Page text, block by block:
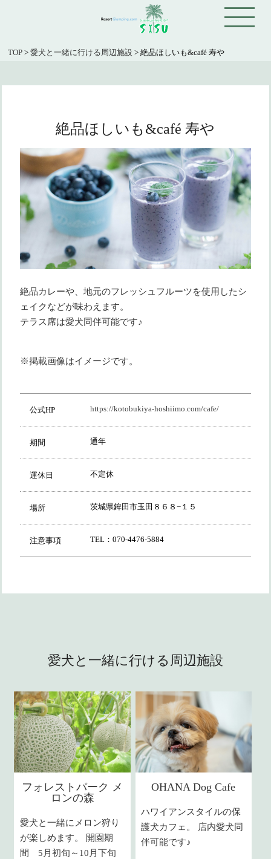
TOP >愛犬と一緒に行ける周辺施設 >絶品ほしいも&café 寿や
絶品ほしいも&café 寿や
絶品カレーや、地元のフレッシュフルーツを使用したシ
ェイクなどが味わえます。
テラス席は愛犬同伴可能です♪
※掲載画像はイメージです。
公式HP https://kotobukiya-hoshiimo.com/cafe/
期間 通年
運休日 不定休
場所 茨城県鉾田市玉田８６８−１５
注意事項 TEL：070-4476-5884
愛犬と一緒に行ける周辺施設
フォレストパーク メ
ロンの森
愛犬と一緒にメロン狩り
が楽しめます。 開園期
間 5月初旬～10月下旬
OHANA Dog Cafe
ハワイアンスタイルの保
護犬カフェ。 店内愛犬同
伴可能です♪